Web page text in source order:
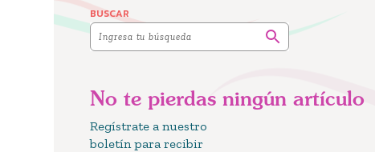
BUSCAR
No te pierdas ningún artículo
Regístrate a nuestro
boletín para recibir